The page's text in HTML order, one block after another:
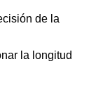
de la
la longitud